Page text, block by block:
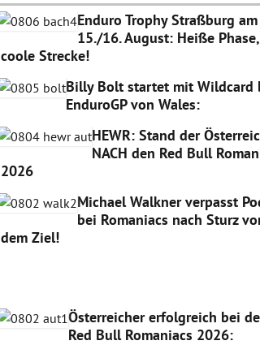
Enduro Trophy Straßburg am
15./16. August: Heiße Phase,
coole Strecke!
Billy Bolt startet mit Wildcard
EnduroGP von Wales:
HEWR: Stand der
NACH den Red Bull
2026
Michael Walkner verpasst
bei Romaniacs nach Sturz
dem Ziel!
Österreicher erfolgreich bei
Red Bull Romaniacs 2026: